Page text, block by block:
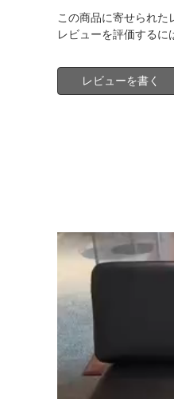
この商品に寄せられた
レビューを評価するに
レビューを書く